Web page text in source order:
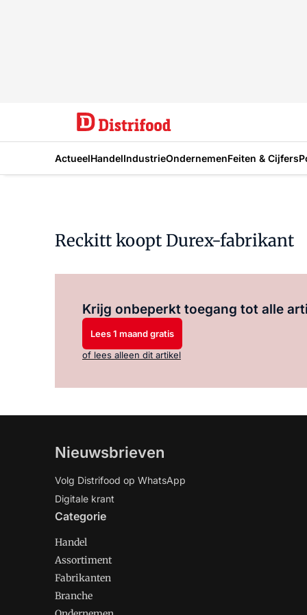
ActueelHandelIndustrieOndernemenFeiten & Cijfers
Reckitt koopt Durex-fabrikant
Krijg onbeperkt toegang tot alle
Lees 1 maand gratis
of lees alleen dit artikel
Nieuwsbrieven
Volg Distrifood op WhatsApp
Digitale krant
Categorie
Handel
Assortiment
Fabrikanten
Branche